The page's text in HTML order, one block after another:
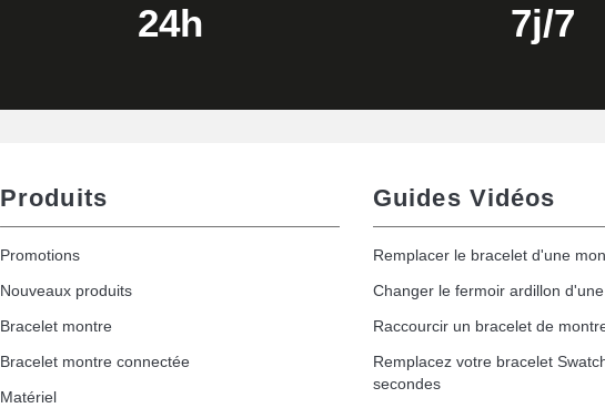
24h 7j/7
Produits
Promotions
Nouveaux produits
Bracelet montre
Bracelet montre connectée
Matériel
Guides Vidéos
Remplacer le bracelet d'une
Changer le fermoir ardillon
Raccourcir un bracelet de
Remplacez votre bracelet
secondes